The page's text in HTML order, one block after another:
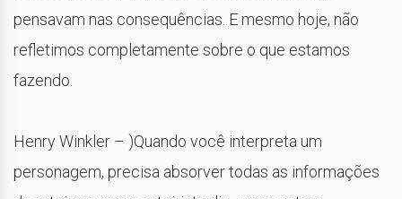
pensavam nas consequências. E mesmo hoje, não
refletimos completamente sobre o que estamos
fazendo.
Henry Winkler – )Quando você interpreta um
personagem, precisa absorver todas as informações